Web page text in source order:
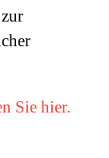
Sie hier.